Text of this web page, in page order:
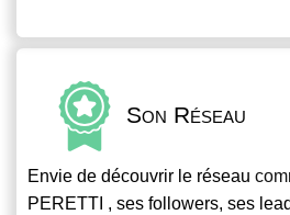
Son Réseau
Envie de découvrir le réseau
PERETTI , ses followers, ses